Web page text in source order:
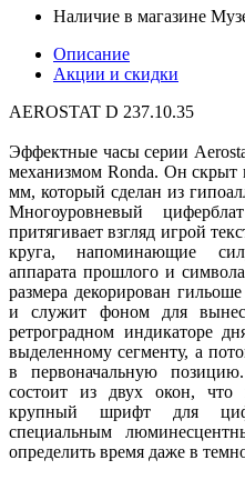
Наличие в магазине
Описание
Акции и скидки
AEROSTAT D 237.10.35
Эффектные часы серии
механизмом Ronda. Он скрыт
мм, который сделан из
Многоуровневый
притягивает взгляд игрой
круга, напоминающие
аппарата прошлого и
размера декорирован
и служит фоном для
ретроградном индикаторе
выделенному сегменту, а
в первоначальную
состоит из двух окон, что
крупный шрифт для
специальным
определить время даже в